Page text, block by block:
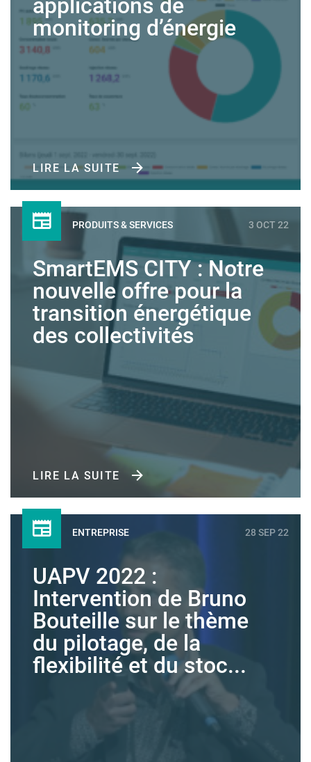
applications de
monitoring d’énergie
LIRE LA SUITE
PRODUITS & SERVICES 3 OCT 22
SmartEMS CITY : Notre
nouvelle offre pour la
transition énergétique
des collectivités
LIRE LA SUITE
ENTREPRISE 28 SEP 22
UAPV 2022 :
Intervention de Bruno
Bouteille sur le thème
du pilotage, de la
flexibilité et du stoc...